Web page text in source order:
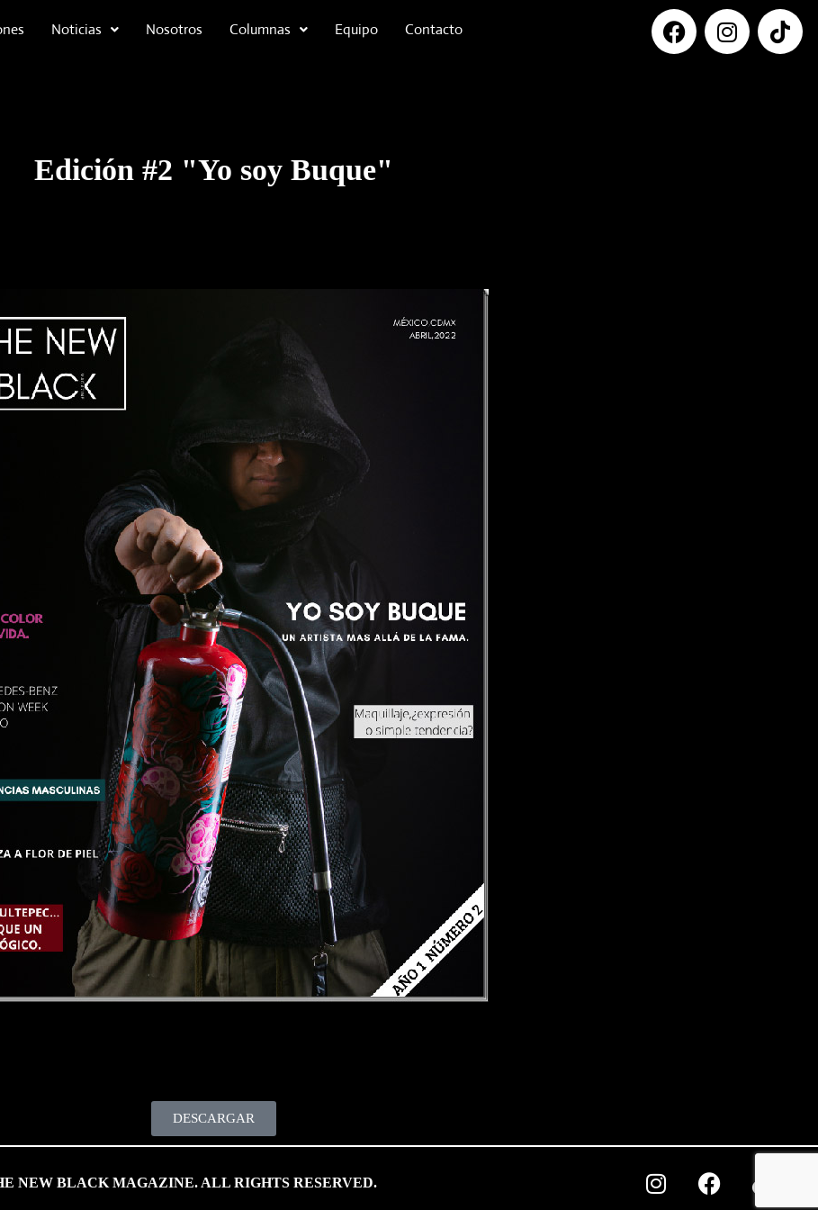
Noticias Nosotros Columnas Equipo Contacto
Edición #2 "Yo soy Buque"
DESCARGAR
NEW BLACK MAGAZINE. ALL RIGHTS RESERVED.